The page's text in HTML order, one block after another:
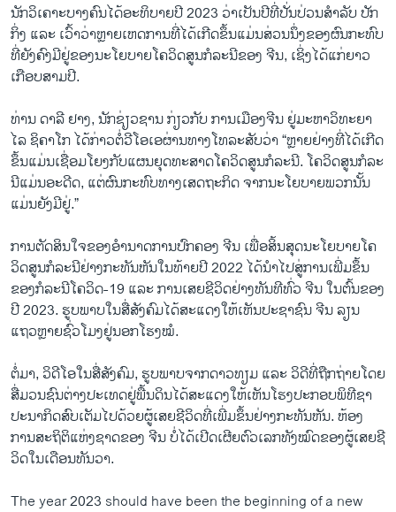
ນັກ​ວິ​ເຄາະ​ບາງ​ຄົນ​ໄດ້​ອະ​ທິ​ບາຍ​ປີ 2023 ວ່າ​ເປັນ​ປີ​ທີ່​ປັ່ນ​ປ່ວນ​ສຳ​ລັບ​ ປັກ​
ກິ່ງ ແລະ ເວົ້າ​ວ່າຫຼາຍ​ເຫດ​ການ​ທີ່​ໄດ້​ເກີດ​ຂຶ້ນ​ແມ່ນ​ສ່ວນ​ນຶ່ງ​ຂອງ​ຜົນ​ກະ​ທົບ​
ທີ່​ຍັງ​ຄົງ​ມີ​ຢູ່​ຂອງ​ນະ​ໂຍ​ບາຍ​ໂຄວິດ​ສູນ​ກໍ​ລະ​ນີ​ຂອງ ຈີນ, ເຊິ່ງ​ໄດ້​ແກ່​ຍາວ​
ເກືອບ​ສາມ​ປີ.
ທ່ານ ດາ​ລີ ຢາງ, ນັກ​ຊ່ຽວ​ຊານ ກ່ຽວ​ກັບ ການ​ເມືອງ​ຈີນ ຢູ່​ມະ​ຫາ​ວິ​ທະ​ຍາ​
ໄລ ຊິ​ຄາ​ໂກ ໄດ້​ກ່າວ​ຕໍ່​ວີ​ໂອ​ເອ​ຜ່ານ​ທາງ​ໂທ​ລະ​ສັບ​ວ່າ “ຫຼາຍ​ຢ່າງ​ທີ່​ໄດ້​ເກີດ​
ຂຶ້ນ​ແມ່ນ​ເຊື່ອມ​ໂຍງ​ກັບ​ແຜນ​ຍຸດ​ທະ​ສາດ​ໂຄວິດ​ສູນ​ກໍ​ລະ​ນີ. ໂຄວິດ​ສູນ​ກໍ​ລະ​
ນີ​ແມ່ນອະ​ດີດ, ແຕ່​ຜົນ​ກະ​ທົບ​ທາງ​ເສ​ດ​ຖະ​ກິດ​ ຈາກ​ນະ​ໂຍ​ບາຍ​ພວກ​ນັ້ນ​
ແມ່ນ​ຍັງ​ມີ​ຢູ່.”
ການ​ຕັດ​ສິນ​ໃຈ​ຂອງ​ອຳ​ນາດ​ການ​ປົກ​ຄອງ ຈີນ ເພື່ອ​ສິ້ນ​ສຸດ​ນະ​ໂຍ​ບາຍ​ໂຄ
ວິດ​ສູນ​ກໍ​ລະ​ນີ​ຢ່າງ​ກະ​ທັນ​ຫັນ​ໃນ​ທ້າຍ​ປີ 2022 ໄດ້​ນຳ​ໄປ​ສູ່​ການ​ເພີ່ມ​ຂຶ້ນ​
ຂອງ​ກໍ​ລະ​ນີ​ໂຄວິດ-19 ແລະ ການເສຍ​ຊີ​ວິດ​ຢ່າງ​ທັນ​ທີ​ທົ່ວ ຈີນ ໃນ​ຕົ້ນ​ຂອງ​
ປີ 2023. ຮູບ​ພາບ​ໃນ​ສື່​ສັງ​ຄົມ​ໄດ້​ສະ​ແດງ​ໃຫ້​ເຫັນ​ປະ​ຊາ​ຊົນ ຈີນ ລຽນ​
ແຖວ​ຫຼາຍ​ຊົ່ວ​ໂມງ​ຢູ່​ນອ​ກ​ໂຮງ​ໝໍ.
ຕໍ່​ມາ, ວິ​ດີ​ໂອ​ໃນ​ສື່​ສັງ​ຄົມ, ຮູບ​ພາບ​ຈາກ​ດາວ​ທຽມ ແລະ ວິ​ດີ​ທີ່​ຖືກ​ຖ່າຍ​ໂດຍ​
ສື່ມວ​ນ​ຊົນ​ຕ່າງ​ປະ​ເທດ​ຢູ່​ພື້ນ​ດິນ​ໄດ້​ສະ​ແດງ​ໃຫ້​ເຫັນ​ໂຮງ​ປະ​ກອບ​ພິ​ທີ​ຊາ​
ປະ​ນາ​ກິດ​ສົບ​ເຕັມ​ໄປ​ດ້ວຍ​ຜູ້​ເສຍ​ຊີ​ວິດ​ທີ່​ເພີ່ມ​ຂຶ້ນ​ຢ່າງ​ກະ​ທັນ​ຫັນ. ຫ້ອງ​
ການ​ສະ​ຖິ​ຕິ​ແຫ່ງ​ຊາດ​ຂອງ ຈີນ ບໍ່​ໄດ້​ເປີດ​ເຜີຍ​ຕົວ​ເລກ​ທັງ​ໝົດ​ຂອງ​ຜູ້​ເສຍ​ຊີ​
ວິດ​ໃນ​ເດືອນ​ທັນ​ວາ.
The year 2023 should have been the beginning of a new